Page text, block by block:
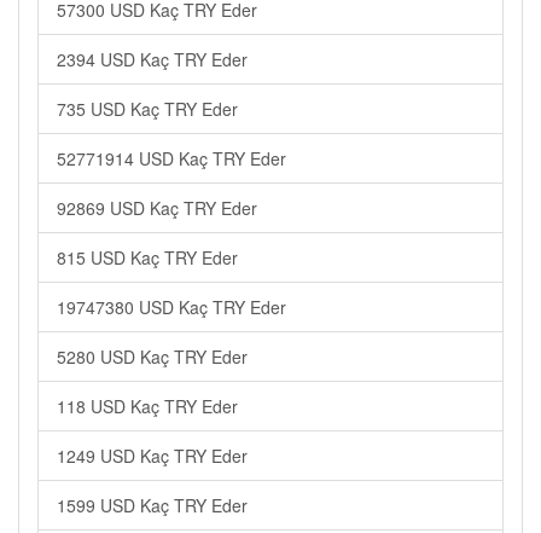
57300 USD Kaç TRY Eder
2394 USD Kaç TRY Eder
735 USD Kaç TRY Eder
52771914 USD Kaç TRY Eder
92869 USD Kaç TRY Eder
815 USD Kaç TRY Eder
19747380 USD Kaç TRY Eder
5280 USD Kaç TRY Eder
118 USD Kaç TRY Eder
1249 USD Kaç TRY Eder
1599 USD Kaç TRY Eder